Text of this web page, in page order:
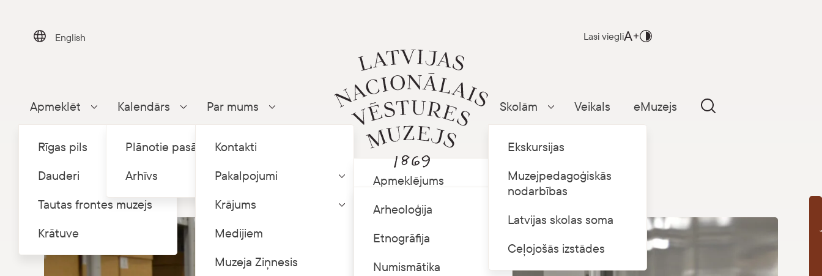
English Lasi viegli
Apmeklēt Parādīt apakšizvēlni
Rīgas pils
Dauderi
Tautas frontes muzejs
Krātuve
Kalendārs Parādīt apakšizvēlni
Plānotie pasākumi
Arhīvs
Par mums Parādīt apakšizvēlni
Kontakti
Pakalpojumi
Parādīt apakšizvēlni
Apmeklējums
Krājuma izmantošana
Telpu īre
Ceļojošās izstādes
Krājums Parādīt apakšizvēlni
Arheoloģija
Etnogrāfija
Numismātika
Medijiem
Muzeja Ziņnesis
Skolām Parādīt apakšizvēlni
Ekskursijas
Muzejpedagoģiskās
nodarbības
Latvijas skolas soma
Ceļojošās izstādes
Veikals eMuzejs